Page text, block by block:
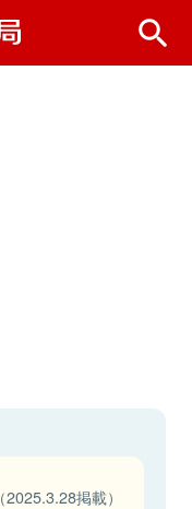
（2025.3.28掲載）